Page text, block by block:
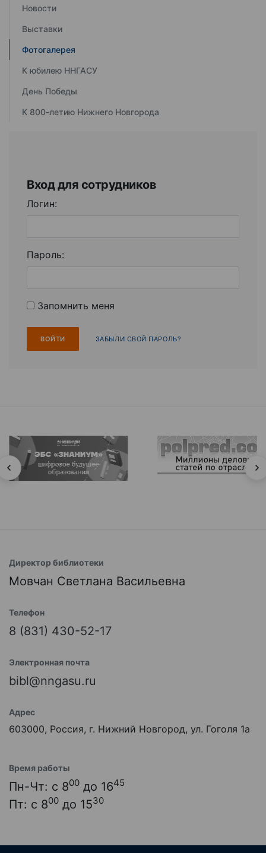
Новости
Выставки
Фотогалерея
К юбилею ННГАСУ
День Победы
К 800-летию Нижнего Новгорода
Вход для сотрудников
Логин:
Пароль:
Запомнить меня
ЗАБЫЛИ СВОЙ ПАРОЛЬ?
Директор библиотеки
Мовчан Светлана Васильевна
Телефон
8 (831) 430-52-17
Электронная почта
bibl@nngasu.ru
Адрес
603000, Россия, г. Нижний Новгород, ул. Гоголя 1а
Время работы
Пн-Чт: с 800 до 1645
Пт: с 800 до 1530